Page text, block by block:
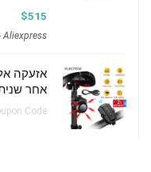
$515
Aliexpress - עלי אקספרס
אזעקה
אחר
Code: